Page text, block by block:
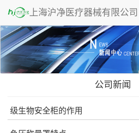
上海沪净医疗器械有限公司
公司新闻
级生物安全柜的作用